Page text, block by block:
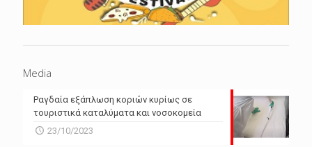
Media
Ραγδαία εξάπλωση κοριών κυρίως σε
τουριστικά καταλύματα και νοσοκομεία
23/10/2023